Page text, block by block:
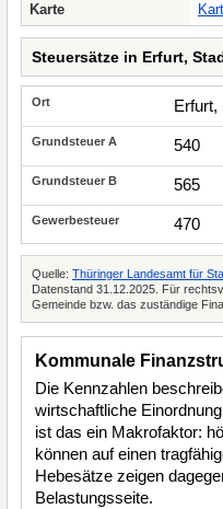
Karte
Steuersätze in Erfurt,
Erfurt,
540
565
470
Quelle: Thüringer Landesamt für
Datenstand 31.12.2025. Für
Gemeinde bzw. das zuständige
Kommunale
Die Kennzahlen
wirtschaftliche
ist das ein Makrofaktor:
können auf einen
Hebesätze zeigen
Belastungsseite.